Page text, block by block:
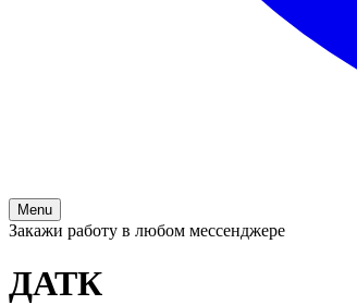
Menu
Закажи работу в любом мессенджере
ДАТК